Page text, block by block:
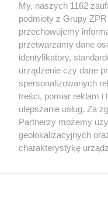
Żaden utwór zamieszczony
rozpowszechniany lub dalej
tym także elektroniczny lub
eksploatacji w jakiejkolwiek
Internecie bez pisemnej
wykorzystanie utworów w
tzn. bez właściwej zgody,
ścigane prawnie.
My, naszych 1162
podmioty z Grupy
przechowujemy
przetwarzamy dane
identyfikatory,
urządzenie czy dane
spersonalizowanych
treści, pomiar reklam i
ulepszanie usług. Za
Partnerzy możemy
geolokalizacyjnych
charakterystykę